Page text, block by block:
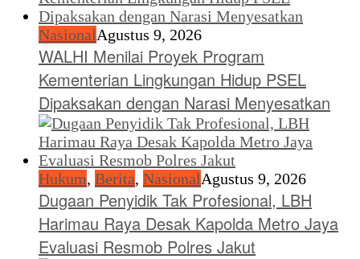
NasionalAgustus 9, 2026
WALHI Menilai Proyek Program
Kementerian Lingkungan Hidup PSEL
Dipaksakan dengan Narasi Menyesatkan
Hukum, Berita, NasionalAgustus 9, 2026
Dugaan Penyidik Tak Profesional, LBH
Harimau Raya Desak Kapolda Metro Jaya
Evaluasi Resmob Polres Jakut